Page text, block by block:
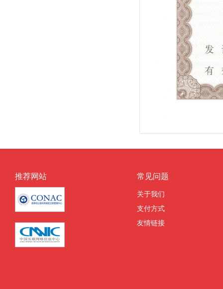
推荐网站 常见问题
关于我们
支付方式
友情链接